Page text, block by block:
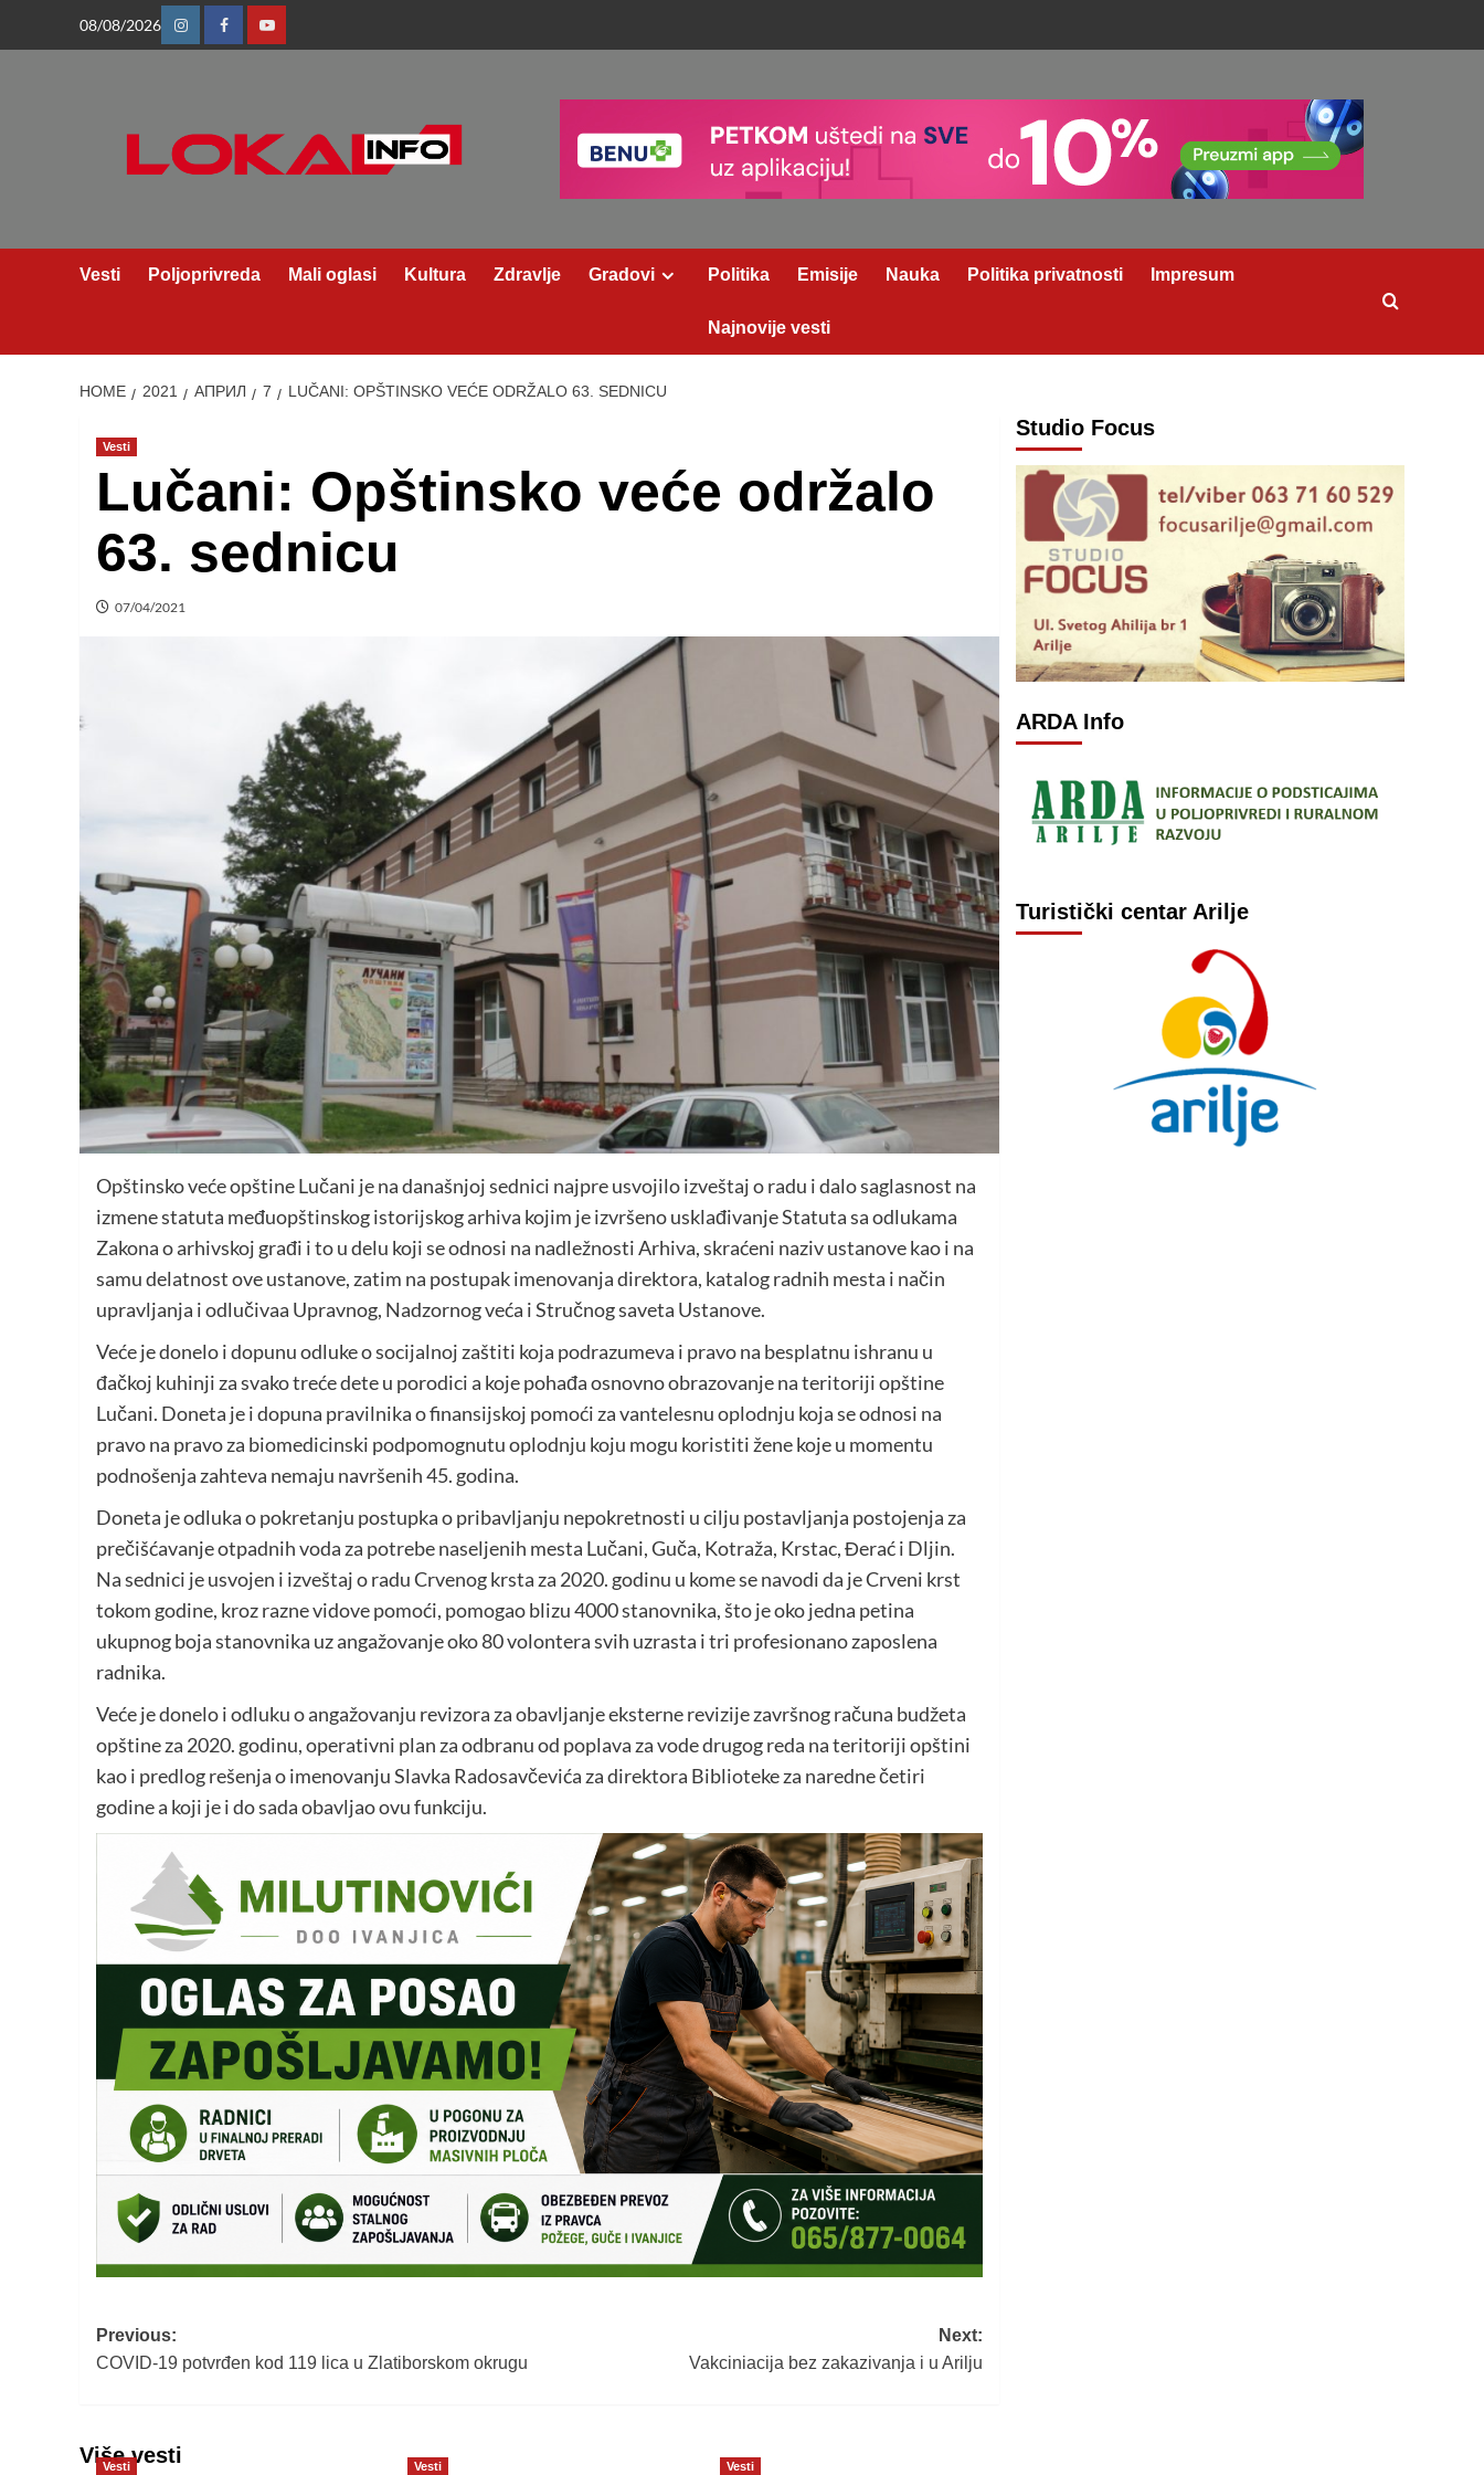
08/08/2026
InstagramFacebookYoutube
Vesti Poljoprivreda Mali oglasi Kultura Zdravlje Gradovi Politika Emisije Nauka Politika privatnosti Impresum
Najnovije vesti
HOME 2021 АПРИЛ 7 LUČANI: OPŠTINSKO VEĆE ODRŽALO 63. SEDNICU
Vesti
Lučani: Opštinsko veće održalo
63. sednicu
07/04/2021
Opštinsko veće opštine Lučani je na današnjoj sednici najpre usvojilo izveštaj o radu i dalo saglasnost na
izmene statuta međuopštinskog istorijskog arhiva kojim je izvršeno usklađivanje Statuta sa odlukama
Zakona o arhivskoj građi i to u delu koji se odnosi na nadležnosti Arhiva, skraćeni naziv ustanove kao i na
samu delatnost ove ustanove, zatim na postupak imenovanja direktora, katalog radnih mesta i način
upravljanja i odlučivaa Upravnog, Nadzornog veća i Stručnog saveta Ustanove.
Veće je donelo i dopunu odluke o socijalnoj zaštiti koja podrazumeva i pravo na besplatnu ishranu u
đačkoj kuhinji za svako treće dete u porodici a koje pohađa osnovno obrazovanje na teritoriji opštine
Lučani. Doneta je i dopuna pravilnika o finansijskoj pomoći za vantelesnu oplodnju koja se odnosi na
pravo na pravo za biomedicinski podpomognutu oplodnju koju mogu koristiti žene koje u momentu
podnošenja zahteva nemaju navršenih 45. godina.
Doneta je odluka o pokretanju postupka o pribavljanju nepokretnosti u cilju postavljanja postojenja za
prečišćavanje otpadnih voda za potrebe naseljenih mesta Lučani, Guča, Kotraža, Krstac, Đerać i Dljin.
Na sednici je usvojen i izveštaj o radu Crvenog krsta za 2020. godinu u kome se navodi da je Crveni krst
tokom godine, kroz razne vidove pomoći, pomogao blizu 4000 stanovnika, što je oko jedna petina
ukupnog boja stanovnika uz angažovanje oko 80 volontera svih uzrasta i tri profesionano zaposlena
radnika.
Veće je donelo i odluku o angažovanju revizora za obavljanje eksterne revizije završnog računa budžeta
opštine za 2020. godinu, operativni plan za odbranu od poplava za vode drugog reda na teritoriji opštini
kao i predlog rešenja o imenovanju Slavka Radosavčevića za direktora Biblioteke za naredne četiri
godine a koji je i do sada obavljao ovu funkciju.
Post
navigation
Previous:
COVID-19 potvrđen kod 119 lica u Zlatiborskom okrugu
Next:
Vakciniacija bez zakazivanja i u Arilju
Više vesti
Vesti Vesti Vesti
Studio Focus
ARDA Info
Turistički centar Arilje